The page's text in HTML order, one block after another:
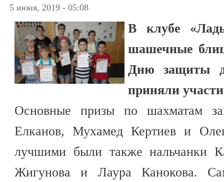
5 июня, 2019 - 05:08
В клубе
шашечные
Дню защиты
приняли
Основные призы по шахматам
Елканов, Мухамед Кертиев и
лучшими были также нальчанки
Жигунова и Лаура Канокова.